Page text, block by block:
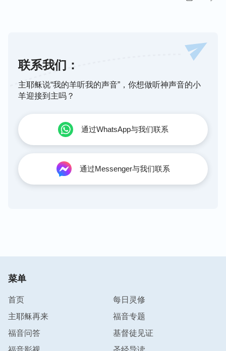
联系我们：
主耶稣说“我的羊听我的声音”，你想做听神声音的小
羊迎接到主吗？
通过WhatsApp与我们联系
通过Messenger与我们联系
菜单
首页
每日灵修
主耶稣再来
福音专题
福音问答
基督徒见证